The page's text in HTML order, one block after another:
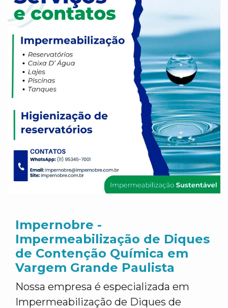
Impernobre -
Impermeabilização de Diques
de Contenção Química em
Vargem Grande Paulista
Nossa empresa é especializada em
Impermeabilização de Diques de